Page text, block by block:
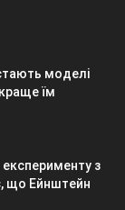
моделі
їм
експерименту з
що Ейнштейн